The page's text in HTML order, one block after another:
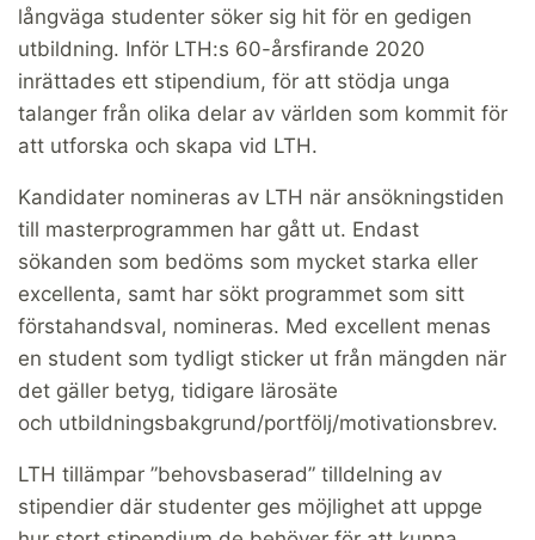
långväga studenter söker sig hit för en gedigen
utbildning. Inför LTH:s 60-årsfirande 2020
inrättades ett stipendium, för att stödja unga
talanger från olika delar av världen som kommit för
att utforska och skapa vid LTH.
Kandidater nomineras av LTH när ansökningstiden
till masterprogrammen har gått ut. Endast
sökanden som bedöms som mycket starka eller
excellenta, samt har sökt programmet som sitt
förstahandsval, nomineras. Med excellent menas
en student som tydligt sticker ut från mängden när
det gäller betyg, tidigare lärosäte
och utbildningsbakgrund/portfölj/motivationsbrev.
LTH tillämpar ”behovsbaserad” tilldelning av
stipendier där studenter ges möjlighet att uppge